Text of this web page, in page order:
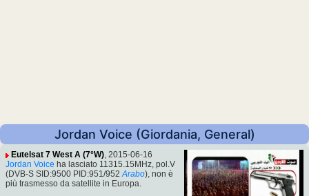
Jordan Voice (Giordania, General)
Eutelsat 7 West A (7°W), 2015-06-16
Jordan Voice ha lasciato 11315.15MHz, pol.V
(DVB-S SID:9500 PID:951/952 Arabo), non è
più trasmesso da satellite in Europa.